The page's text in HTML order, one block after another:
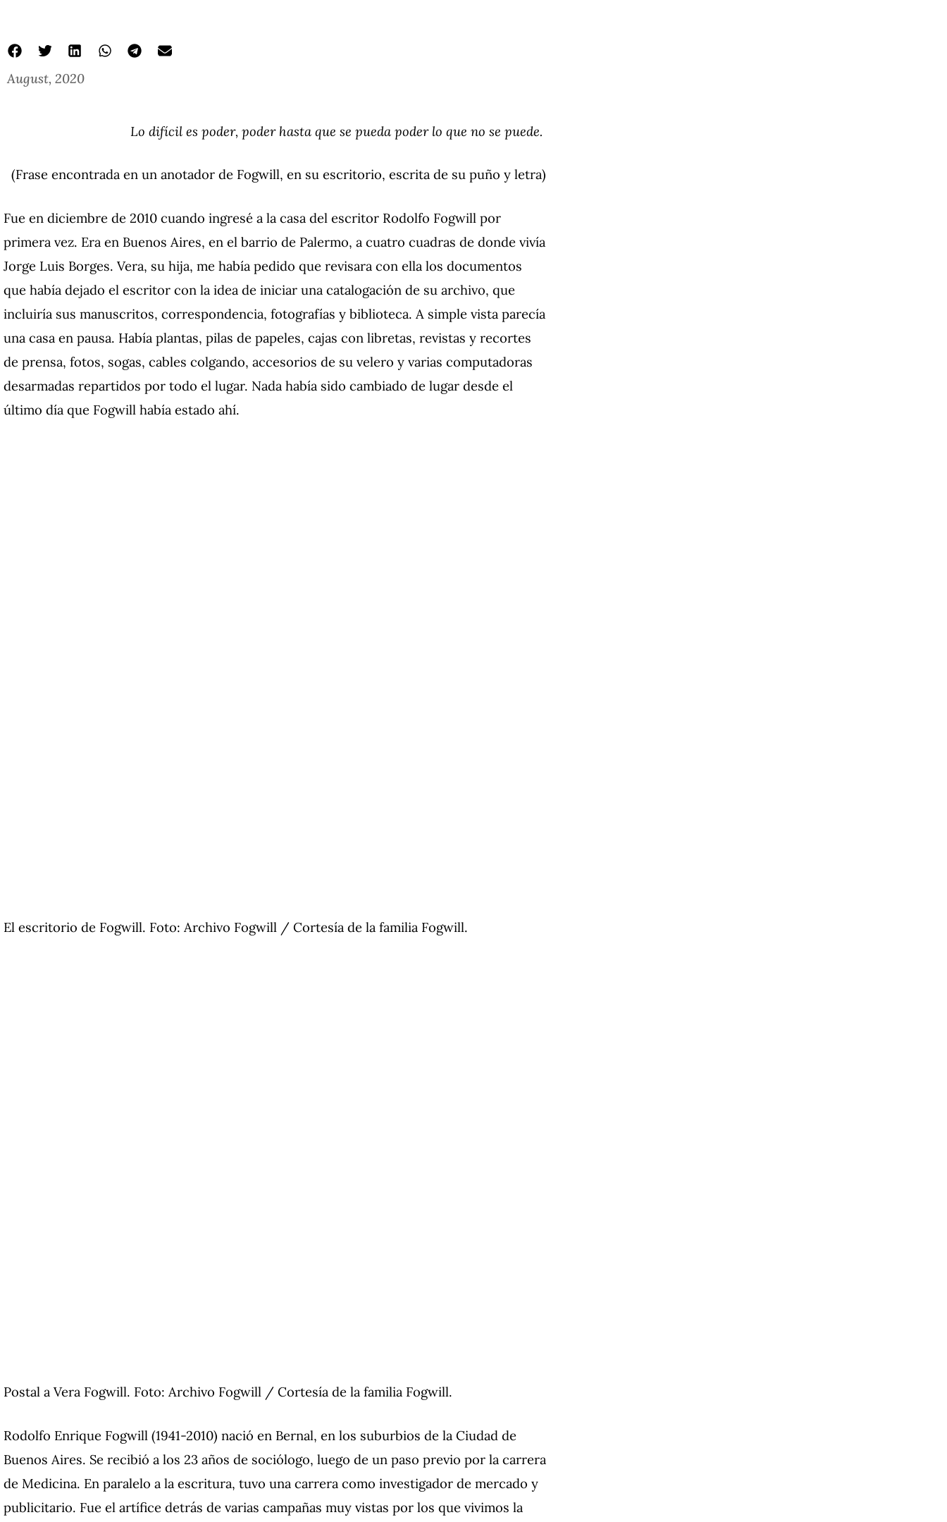
August, 2020
Lo difícil es poder, poder hasta que se pueda poder lo que no se puede.
(Frase encontrada en un anotador de Fogwill, en su escritorio, escrita de su puño y letra)
Fue en diciembre de 2010 cuando ingresé a la casa del escritor Rodolfo Fogwill por
primera vez. Era en Buenos Aires, en el barrio de Palermo, a cuatro cuadras de donde vivía
Jorge Luis Borges. Vera, su hija, me había pedido que revisara con ella los documentos
que había dejado el escritor con la idea de iniciar una catalogación de su archivo, que
incluiría sus manuscritos, correspondencia, fotografías y biblioteca. A simple vista parecía
una casa en pausa. Había plantas, pilas de papeles, cajas con libretas, revistas y recortes
de prensa, fotos, sogas, cables colgando, accesorios de su velero y varias computadoras
desarmadas repartidos por todo el lugar. Nada había sido cambiado de lugar desde el
último día que Fogwill había estado ahí.
El escritorio de Fogwill. Foto: Archivo Fogwill / Cortesía de la familia Fogwill.
Postal a Vera Fogwill. Foto: Archivo Fogwill / Cortesía de la familia Fogwill.
Rodolfo Enrique Fogwill (1941-2010) nació en Bernal, en los suburbios de la Ciudad de
Buenos Aires. Se recibió a los 23 años de sociólogo, luego de un paso previo por la carrera
de Medicina. En paralelo a la escritura, tuvo una carrera como investigador de mercado y
publicitario. Fue el artífice detrás de varias campañas muy vistas por los que vivimos la